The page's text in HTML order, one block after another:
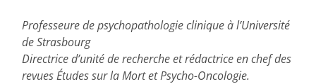
Professeure de psychopathologie clinique à l’Université
de Strasbourg
Directrice d’unité de recherche et rédactrice en chef des
revues Études sur la Mort et Psycho-Oncologie.